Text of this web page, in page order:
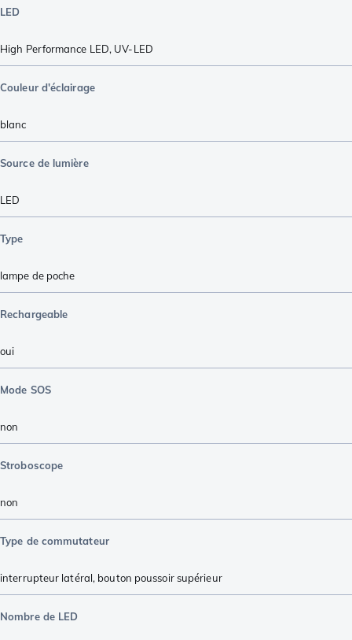
LED
High Performance LED, UV-LED
Couleur d'éclairage
blanc
Source de lumière
LED
Type
lampe de poche
Rechargeable
oui
Mode SOS
non
Stroboscope
non
Type de commutateur
interrupteur latéral, bouton poussoir supérieur
Nombre de LED